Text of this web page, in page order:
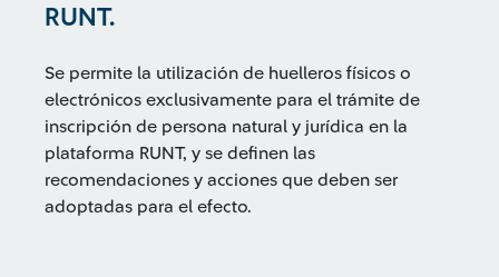
RUNT.
Se permite la utilización de huelleros físicos o
electrónicos exclusivamente para el trámite de
inscripción de persona natural y jurídica en la
plataforma RUNT, y se definen las
recomendaciones y acciones que deben ser
adoptadas para el efecto.